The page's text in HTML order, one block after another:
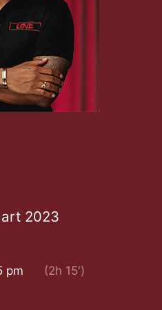
2023
pm (2h 15′)